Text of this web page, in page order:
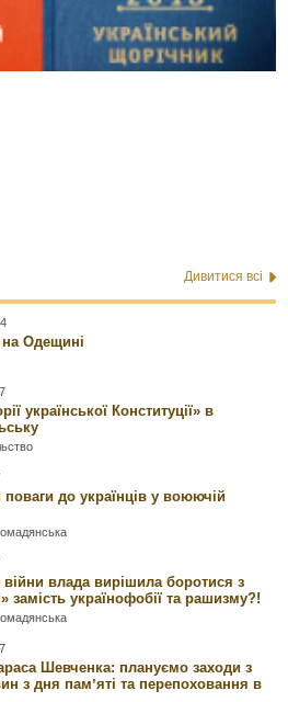
Дивитися всі
на Одещині
української Конституції» в
до українців у воюючій
війни влада вирішила боротися з
замість українофобії та рашизму?!
Шевченка: плануємо заходи з
з дня памʼяті та перепоховання в